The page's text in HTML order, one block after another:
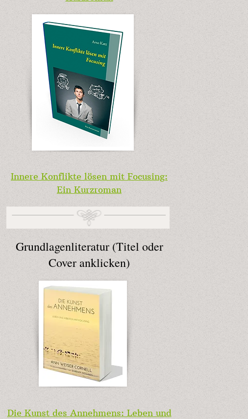
Innere Konflikte lösen mit Focusing:
Ein Kurzroman
Grundlagenliteratur (Titel oder
Cover anklicken)
Die Kunst des Annehmens: Leben und